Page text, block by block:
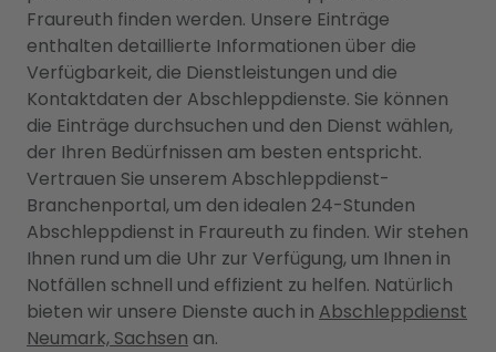
Fraureuth finden werden. Unsere Einträge
enthalten detaillierte Informationen über die
Verfügbarkeit, die Dienstleistungen und die
Kontaktdaten der Abschleppdienste. Sie können
die Einträge durchsuchen und den Dienst wählen,
der Ihren Bedürfnissen am besten entspricht.
Vertrauen Sie unserem Abschleppdienst-
Branchenportal, um den idealen 24-Stunden
Abschleppdienst in Fraureuth zu finden. Wir stehen
Ihnen rund um die Uhr zur Verfügung, um Ihnen in
Notfällen schnell und effizient zu helfen. Natürlich
bieten wir unsere Dienste auch in Abschleppdienst
Neumark, Sachsen an.